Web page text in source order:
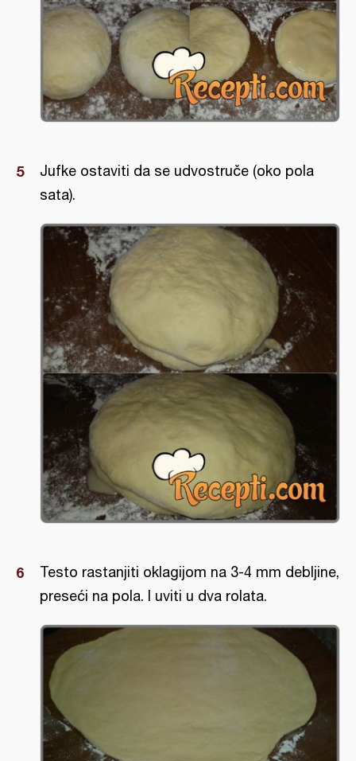
Jufke ostaviti da se udvostruče (oko pola
sata).
Testo rastanjiti oklagijom na 3-4 mm debljine,
preseći na pola. I uviti u dva rolata.